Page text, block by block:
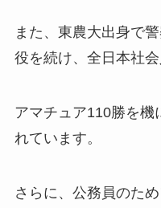
また、東農大出身で
役を続け、全日本社会
アマチュア110勝を機
れています。
さらに、公務員のた